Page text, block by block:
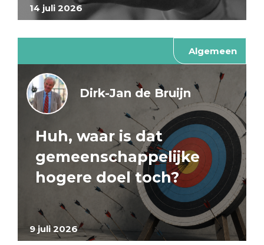
14 juli 2026
Algemeen
9 juli 2026
Dirk-Jan de Bruijn
Huh, waar is dat
gemeenschappelijke
hogere doel toch?